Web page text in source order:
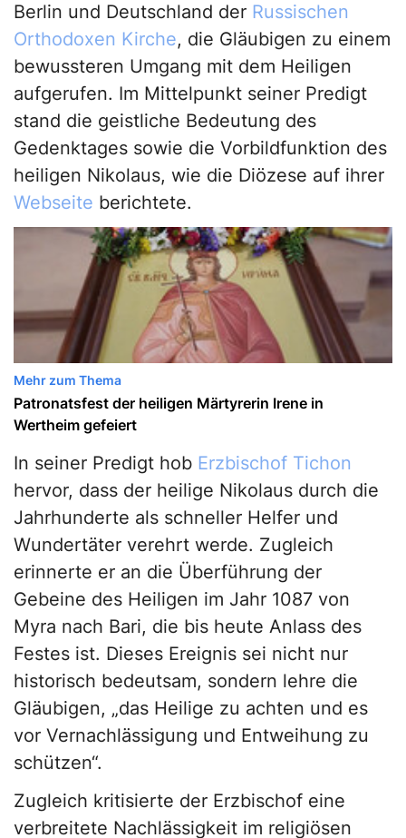
Berlin und Deutschland der Russischen
Orthodoxen Kirche, die Gläubigen zu einem
bewussteren Umgang mit dem Heiligen
aufgerufen. Im Mittelpunkt seiner Predigt
stand die geistliche Bedeutung des
Gedenktages sowie die Vorbildfunktion des
heiligen Nikolaus, wie die Diözese auf ihrer
Webseite berichtete.
Mehr zum Thema
Patronatsfest der heiligen Märtyrerin Irene in
Wertheim gefeiert
In seiner Predigt hob Erzbischof Tichon
hervor, dass der heilige Nikolaus durch die
Jahrhunderte als schneller Helfer und
Wundertäter verehrt werde. Zugleich
erinnerte er an die Überführung der
Gebeine des Heiligen im Jahr 1087 von
Myra nach Bari, die bis heute Anlass des
Festes ist. Dieses Ereignis sei nicht nur
historisch bedeutsam, sondern lehre die
Gläubigen, „das Heilige zu achten und es
vor Vernachlässigung und Entweihung zu
schützen“.
Zugleich kritisierte der Erzbischof eine
verbreitete Nachlässigkeit im religiösen